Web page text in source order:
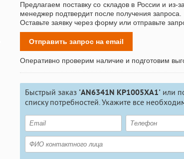
Предлагаем поставку со складов в России и из-
менеджер подтвердит после получения запроса.
Оставьте заявку через форму или отправьте
Отправить запрос на email
Оперативно проверим наличие и подготовим
Быстрый заказ 'AN6341N КР1005ХА1' или
списку потребностей. Укажите все